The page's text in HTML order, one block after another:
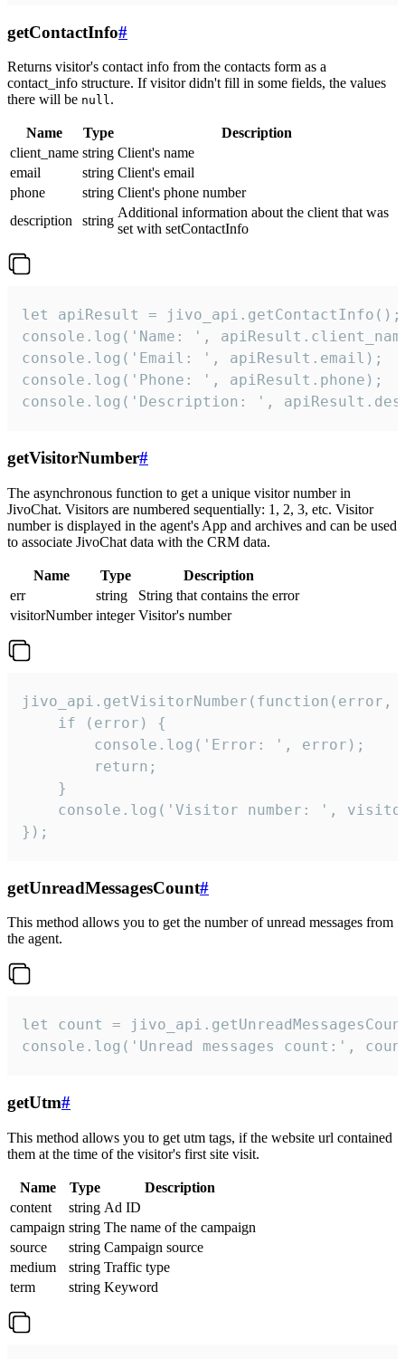
getContactInfo#
Returns visitor's contact info from the contacts form as a
contact_info structure. If visitor didn't fill in some fields, the values
there will be null.
Name Type
Description
client_name string Client's name
email
string Client's email
phone
string Client's phone number
description
string
Additional information about the client that was
set with setContactInfo
let apiResult = jivo_api.getContactInfo();
console.log('Name: ',
console.log('Email: ', apiResult.email);
console.log('Phone: ', apiResult.phone);
console.log('Description: ',
getVisitorNumber#
The asynchronous function to get a unique visitor number in
JivoChat. Visitors are numbered sequentially: 1, 2, 3, etc. Visitor
number is displayed in the agent's App and archives and can be used
to associate JivoChat data with the CRM data.
Name Type
Description
err
string
String that contains the error
visitorNumber integer Visitor's number
jivo_api.getVisitorNumber(function(error,
    if (error) {
        console.log('Error: ', error);
        return;
    }
console.log('Visitor number: ',
});
getUnreadMessagesCount#
This method allows you to get the number of unread messages from
the agent.
let count =
console.log('Unread messages count:',
getUtm#
This method allows you to get utm tags, if the website url contained
them at the time of the visitor's first site visit.
Name Type
Description
content
string Ad ID
campaign string The name of the campaign
source
string Campaign source
medium
string Traffic type
term
string Keyword